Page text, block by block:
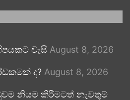
වැසි August 8, 2026
ද? August 8, 2026
නියම කිරීමටත් නැවතුම්